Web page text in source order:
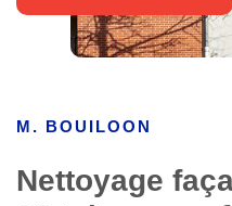
M. BOUILOON
Nettoyage